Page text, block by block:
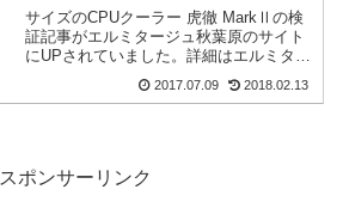
サイズのCPUクーラー 虎徹 MarkⅡの検
証記事がエルミタージュ秋葉原のサイト
にUPされていました。詳細はエルミター
今回検証に用いたCPUは今注目の
2017.07.09 2018.02.13
スポンサーリンク